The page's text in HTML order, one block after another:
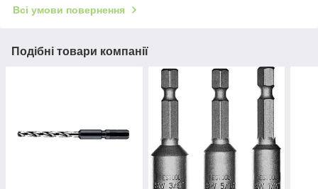
Всі умови повернення
Подібні товари компанії